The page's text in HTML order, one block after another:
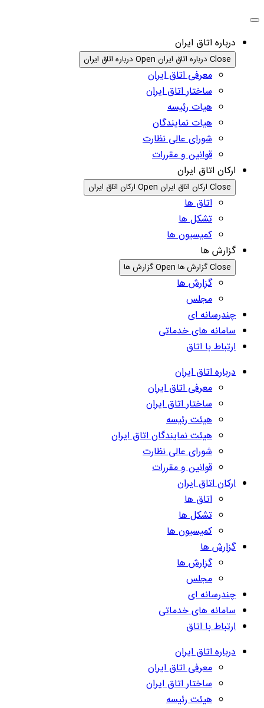
درباره اتاق ایران
Close درباره اتاق ایران Open درباره اتاق ایران
معرفی اتاق ایران
ساختار اتاق ایران
هیات رئیسه
هیات نمایندگان
شورای عالی نظارت
قوانین و مقررات
ارکان اتاق ایران
Close ارکان اتاق ایران Open ارکان اتاق ایران
اتاق ها
تشکل ها
کمیسیون ها
گزارش ها
Close گزارش ها Open گزارش ها
گزارش ها
مجلس
چندرسانه ای
سامانه های خدماتی
ارتباط با اتاق
درباره اتاق ایران
معرفی اتاق ایران
ساختار اتاق ایران
هیئت رئیسه
هیئت نمایندگان اتاق ایران
شورای عالی نظارت
قوانین و مقررات
ارکان اتاق ایران
اتاق ها
تشکل ها
کمیسیون ها
گزارش ها
گزارش ها
مجلس
چندرسانه ای
سامانه های خدماتی
ارتباط با اتاق
درباره اتاق ایران
معرفی اتاق ایران
ساختار اتاق ایران
هیئت رئیسه